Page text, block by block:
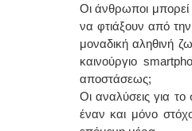
Οι άνθρωποι
να φτιάξουν από
μοναδική αληθινή
καινούργιο
αποστάσεως;
Οι αναλύσεις για
έναν και μόνο